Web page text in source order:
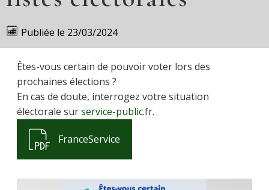
Publiée le 23/03/2024
Êtes-vous certain de pouvoir voter lors des
prochaines élections ?
En cas de doute, interrogez votre situation
électorale surservice-public.fr.
FranceService